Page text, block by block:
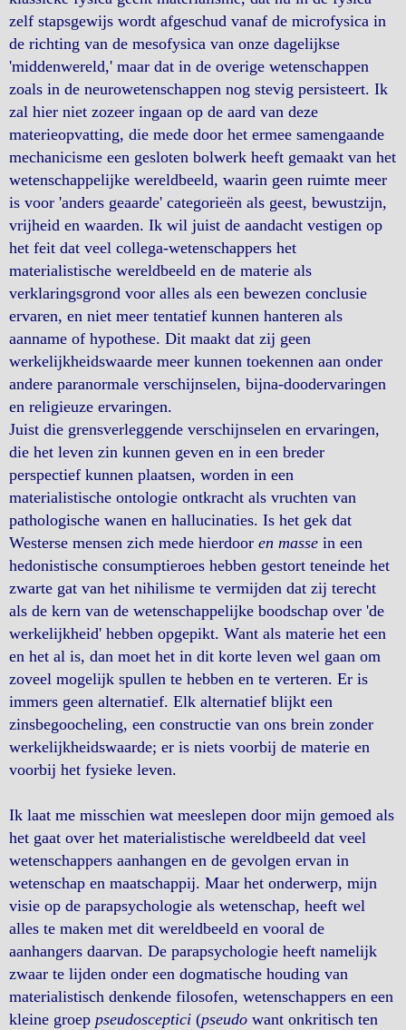
zelf stapsgewijs wordt afgeschud vanaf de microfysica in
de richting van de mesofysica van onze dagelijkse
'middenwereld,' maar dat in de overige wetenschappen
zoals in de neurowetenschappen nog stevig persisteert. Ik
zal hier niet zozeer ingaan op de aard van deze
materieopvatting, die mede door het ermee samengaande
mechanicisme een gesloten bolwerk heeft gemaakt van het
wetenschappelijke wereldbeeld, waarin geen ruimte meer
is voor 'anders geaarde' categorieën als geest, bewustzijn,
vrijheid en waarden. Ik wil juist de aandacht vestigen op
het feit dat veel collega-wetenschappers het
materialistische wereldbeeld en de materie als
verklaringsgrond voor alles als een bewezen conclusie
ervaren, en niet meer tentatief kunnen hanteren als
aanname of hypothese. Dit maakt dat zij geen
werkelijkheidswaarde meer kunnen toekennen aan onder
andere paranormale verschijnselen, bijna-doodervaringen
en religieuze ervaringen.
Juist die grensverleggende verschijnselen en ervaringen,
die het leven zin kunnen geven en in een breder
perspectief kunnen plaatsen, worden in een
materialistische ontologie ontkracht als vruchten van
pathologische wanen en hallucinaties. Is het gek dat
Westerse mensen zich mede hierdoor en masse in een
hedonistische consumptieroes hebben gestort teneinde het
zwarte gat van het nihilisme te vermijden dat zij terecht
als de kern van de wetenschappelijke boodschap over 'de
werkelijkheid' hebben opgepikt. Want als materie het een
en het al is, dan moet het in dit korte leven wel gaan om
zoveel mogelijk spullen te hebben en te verteren. Er is
immers geen alternatief. Elk alternatief blijkt een
zinsbegoocheling, een constructie van ons brein zonder
werkelijkheidswaarde; er is niets voorbij de materie en
voorbij het fysieke leven.
Ik laat me misschien wat meeslepen door mijn gemoed als
het gaat over het materialistische wereldbeeld dat veel
wetenschappers aanhangen en de gevolgen ervan in
wetenschap en maatschappij. Maar het onderwerp, mijn
visie op de parapsychologie als wetenschap, heeft wel
alles te maken met dit wereldbeeld en vooral de
aanhangers daarvan. De parapsychologie heeft namelijk
zwaar te lijden onder een dogmatische houding van
materialistisch denkende filosofen, wetenschappers en een
kleine groep pseudosceptici (pseudo want onkritisch ten